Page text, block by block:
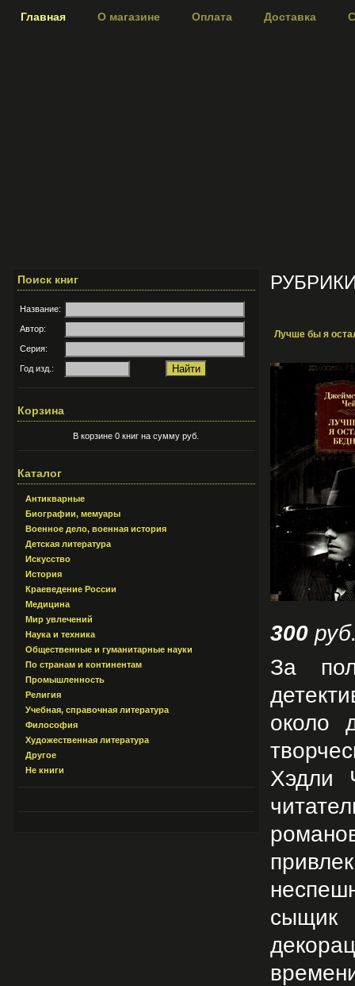
Главная О магазине Оплата Доставка
Поиск книг
Название:
Автор:
Серия:
Год изд.:
Корзина
В корзине 0 книг на сумму руб.
Каталог
Антикварные
Биографии, мемуары
Военное дело, военная история
Детская литература
Искусство
История
Краеведение России
Медицина
Мир увлечений
Наука и техника
Общественные и гуманитарные науки
По странам и континентам
Промышленность
Религия
Учебная, справочная литература
Философия
Художественная литература
Другое
Не книги
Лучше бы я
300
За
около
Хэдли
сыщик